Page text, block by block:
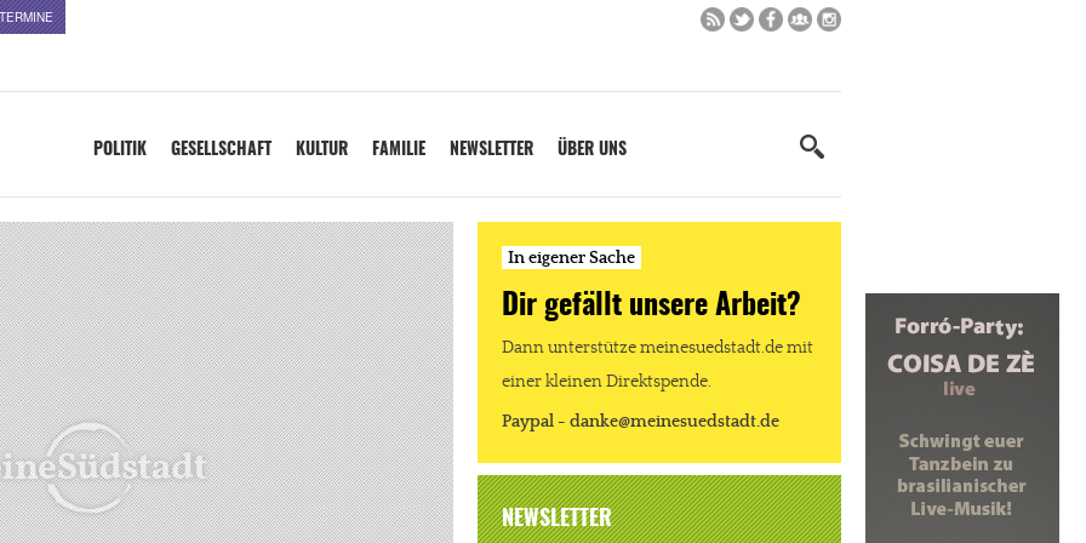
TERMINE
POLITIK GESELLSCHAFT KULTUR FAMILIE NEWSLETTER ÜBER UNS
In eigener Sache
Dir gefällt unsere Arbeit?
Dann unterstütze meinesuedstadt.de mit
einer kleinen Direktspende.
Paypal - danke@meinesuedstadt.de
NEWSLETTER